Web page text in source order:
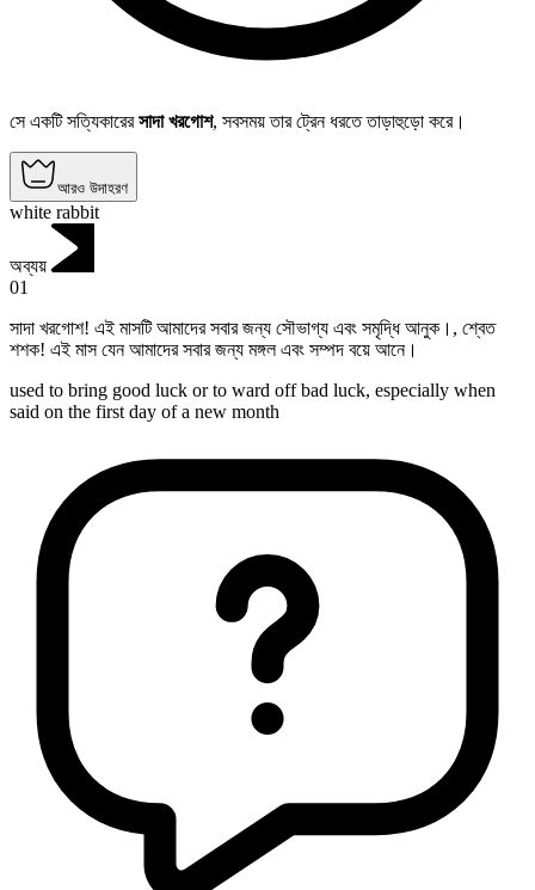
সে একটি সত্যিকারেরসাদা খরগোশ, সবসময় তার ট্রেন ধরতে তাড়াহুড়ো করে।
আরও উদাহরণ
white rabbit
অব্যয়
01
সাদা খরগোশ! এই মাসটি আমাদের সবার জন্য সৌভাগ্য এবং সমৃদ্ধি আনুক। , শ্বেত
শশক! এই মাস যেন আমাদের সবার জন্য মঙ্গল এবং সম্পদ বয়ে আনে।
used to bring good luck or to ward off bad luck, especially when
said on the first day of a new month